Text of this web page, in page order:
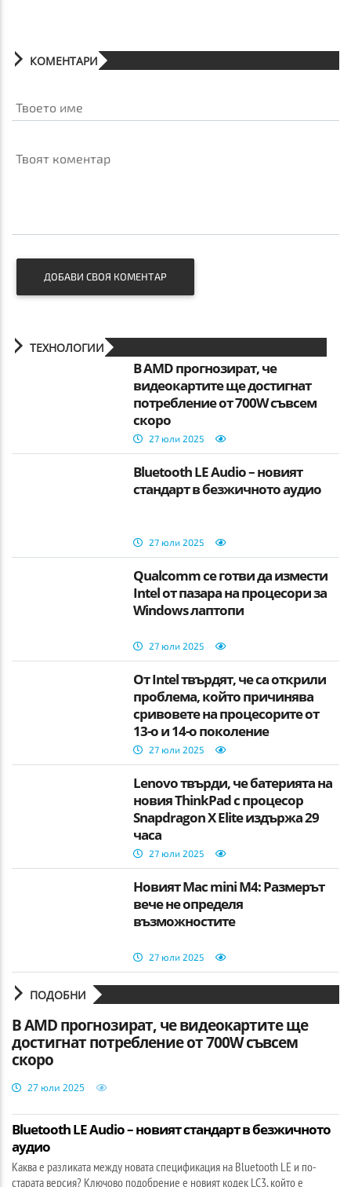
КОМЕНТАРИ
Твоето име
Твоят коментар
ДОБАВИ СВОЯ КОМЕНТАР
ТЕХНОЛОГИИ
В AMD прогнозират, че
видеокартите ще достигнат
потребление от 700W съвсем
скоро
27 юли 2025
Bluetooth LE Audio – новият
стандарт в безжичното аудио
27 юли 2025
Qualcomm се готви да измести
Intel от пазара на процесори за
Windows лаптопи
27 юли 2025
От Intel твърдят, че са открили
проблема, който причинява
сривовете на процесорите от
13-о и 14-о поколение
27 юли 2025
Lenovo твърди, че батерията на
новия ThinkPad с процесор
Snapdragon X Elite издържа 29
часа
27 юли 2025
Новият Mac mini M4: Размерът
вече не определя
възможностите
27 юли 2025
ПОДОБНИ
В AMD прогнозират, че видеокартите ще
достигнат потребление от 700W съвсем
скоро
27 юли 2025
Bluetooth LE Audio – новият стандарт в безжичното
аудио
Каква е разликата между новата спецификация на Bluetooth LE и по-
старата версия? Ключово подобрение е новият кодек LC3, който е